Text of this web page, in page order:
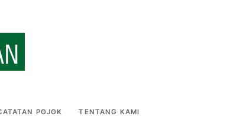
POJOK TENTANG KAMI